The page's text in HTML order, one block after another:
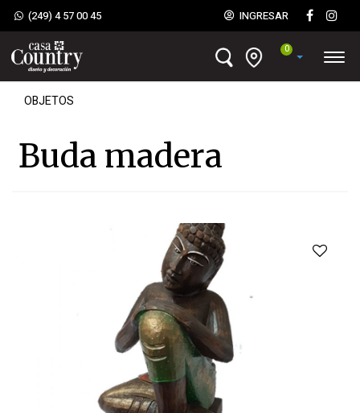
(249) 4 57 00 45 INGRESAR
0
OBJETOS
Buda madera